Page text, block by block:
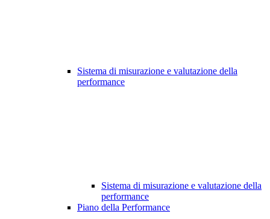
Sistema di misurazione e valutazione della
performance
Sistema di misurazione e valutazione della
performance
Piano della Performance